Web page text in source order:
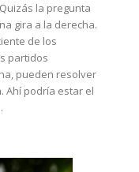
la pregunta
gira a la derecha.
de los
partidos
pueden resolver
Ahí podría estar el